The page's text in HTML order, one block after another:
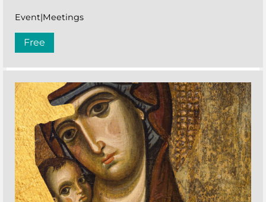
Event|Meetings
Free